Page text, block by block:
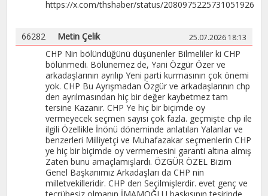
https://x.com/thshaber/status/2080975225731051926
66282 Metin Çelik 25.07.2026 18:13
CHP Nin bölündüğünü düşünenler Bilmeliler ki CHP
bölünmedi. Bölünemez de, Yani Özgür Özer ve
arkadaşlarının ayrılıp Yeni parti kurmasının çok önemi
yok. CHP Bu Ayrışmadan Özgür ve arkadaşlarının chp
den ayrılmasından hiç bir değer kaybetmez tam
tersine Kazanır. CHP Ye hiç bir biçimde oy
vermeyecek seçmen sayısı çok fazla. geçmişte chp ile
ilgili Özellikle İnönü döneminde anlatılan Yalanlar ve
benzerleri Milliyetçi ve Muhafazakar seçmenlerin CHP
ye hiç bir biçimde oy vermemesini garanti altına almış
Zaten bunu amaçlamışlardı. ÖZGÜR ÖZEL Bizim
Genel Başkanımız Arkadaşları da CHP nin
milletvekilleridir. CHP den Seçilmişlerdir. evet genç ve